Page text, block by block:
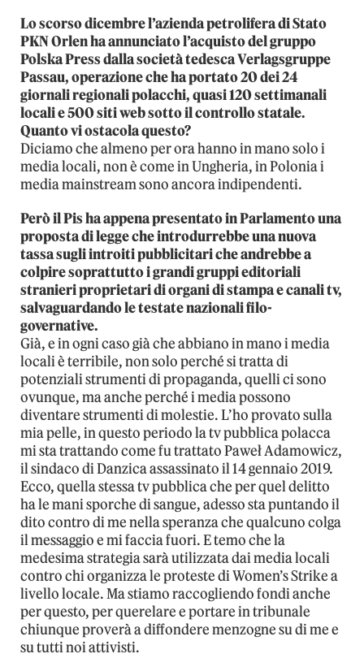
Lo scorso dicembre l’azienda petrolifera di Stato
PKN Orlen ha annunciato l’acquisto del gruppo
Polska Press dalla società tedesca Verlagsgruppe
Passau, operazione che ha portato 20 dei 24
giornali regionali polacchi, quasi 120 settimanali
locali e 500 siti web sotto il controllo statale.
Quanto vi ostacola questo?
Diciamo che almeno per ora hanno in mano solo i
media locali, non è come in Ungheria, in Polonia i
media mainstream sono ancora indipendenti.
Però il Pis ha appena presentato in Parlamento una
proposta di legge che introdurrebbe una nuova
tassa sugli introiti pubblicitari che andrebbe a
colpire soprattutto i grandi gruppi editoriali
stranieri proprietari di organi di stampa e canali tv,
salvaguardando le testate nazionali filo-
governative.
Già, e in ogni caso già che abbiano in mano i media
locali è terribile, non solo perché si tratta di
potenziali strumenti di propaganda, quelli ci sono
ovunque, ma anche perché i media possono
diventare strumenti di molestie. L’ho provato sulla
mia pelle, in questo periodo la tv pubblica polacca
mi sta trattando come fu trattato Paweł Adamowicz,
il sindaco di Danzica assassinato il 14 gennaio 2019.
Ecco, quella stessa tv pubblica che per quel delitto
ha le mani sporche di sangue, adesso sta puntando il
dito contro di me nella speranza che qualcuno colga
il messaggio e mi faccia fuori. E temo che la
medesima strategia sarà utilizzata dai media locali
contro chi organizza le proteste di Women’s Strike a
livello locale. Ma stiamo raccogliendo fondi anche
per questo, per querelare e portare in tribunale
chiunque proverà a diffondere menzogne su di me e
su tutti noi attivisti.